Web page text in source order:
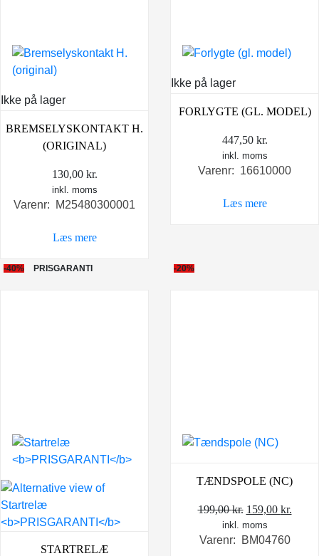
Ikke på lager
BREMSELYSKONTAKT H.
(ORIGINAL)
130,00 kr.
inkl. moms
Varenr: M25480300001
Læs mere
Ikke på lager
FORLYGTE (GL. MODEL)
447,50 kr.
inkl. moms
Varenr: 16610000
Læs mere
-40% PRISGARANTI
STARTRELÆ
-20%
TÆNDSPOLE (NC)
199,00kr. Den
oprindelige
pris
159,00 kr.
inkl. moms
Varenr: BM04760